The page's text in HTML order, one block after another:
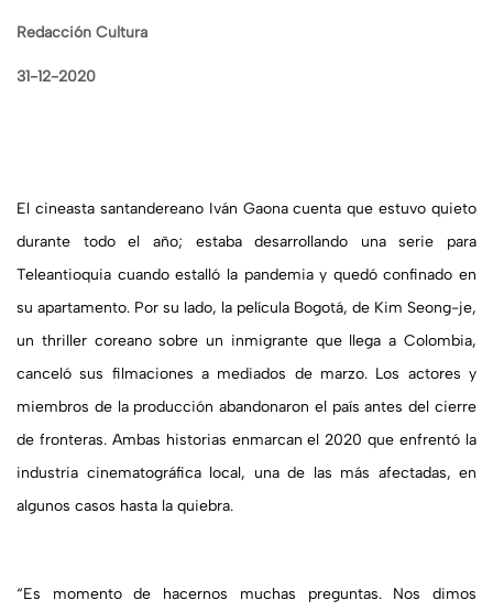
Redacción Cultura
31-12-2020
El cineasta santandereano Iván Gaona cuenta que estuvo quieto
durante todo el año; estaba desarrollando una serie para
Teleantioquia cuando estalló la pandemia y quedó confinado en
su apartamento. Por su lado, la película Bogotá, de Kim Seong-je,
un thriller coreano sobre un inmigrante que llega a Colombia,
canceló sus filmaciones a mediados de marzo. Los actores y
miembros de la producción abandonaron el país antes del cierre
de fronteras. Ambas historias enmarcan el 2020 que enfrentó la
industria cinematográfica local, una de las más afectadas, en
algunos casos hasta la quiebra.
“Es momento de hacernos muchas preguntas. Nos dimos